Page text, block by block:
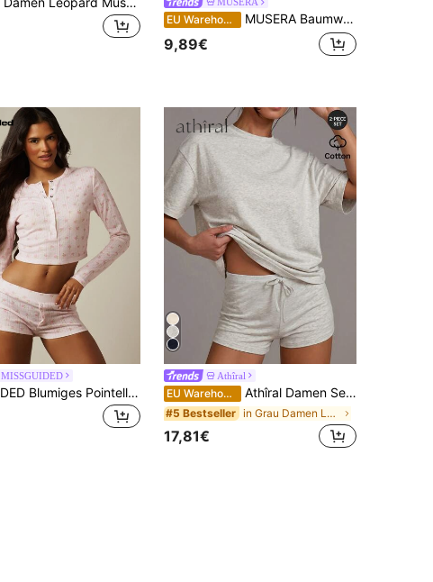
EU Warehouse MUSERA Baumwoll-Camisole mit Rundhalsausschnitt, figurbetonter Passform und Knopfdetails, Oberteil für Lingerie, Abend, Alltag und Sommer
9,89€
MISSGUIDED
MISSGUIDED Blumiges Pointelle Henley Crop Top und Mini Shorts Lounge Set Langarm weicher Strick Co-Ord Nachtwäsche
Athîral
EU Warehouse Athîral Damen Set aus rundhalsigem modischem Grafik T-Shirt und Shorts mit Kordelzug Taille als Loungewear
#5 Bestseller in Grau Damen Lounge-Sets
17,81€